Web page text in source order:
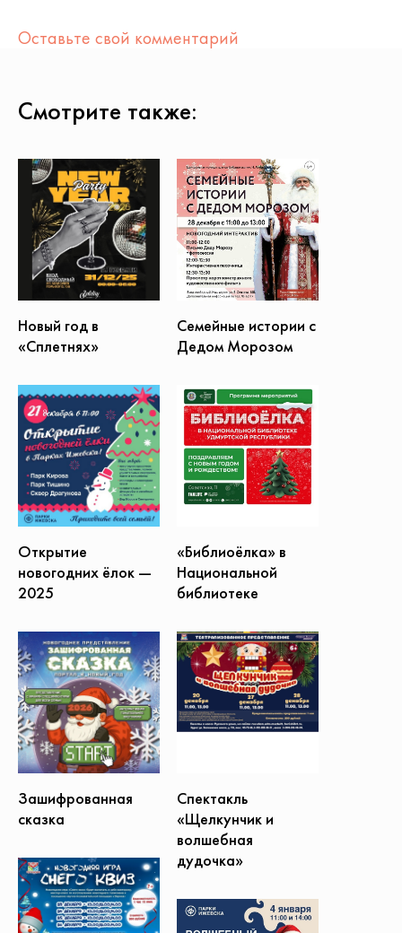
Оставьте свой комментарий
Смотрите также:
Новый год в
«Сплетнях»
Семейные истории с
Дедом Морозом
Открытие
новогодних ёлок —
2025
«Библиоёлка» в
Национальной
библиотеке
Зашифрованная
сказка
Спектакль
«Щелкунчик и
волшебная
дудочка»